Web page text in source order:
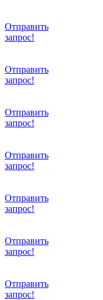
Отправить
запрос!
Отправить
запрос!
Отправить
запрос!
Отправить
запрос!
Отправить
запрос!
Отправить
запрос!
Отправить
запрос!